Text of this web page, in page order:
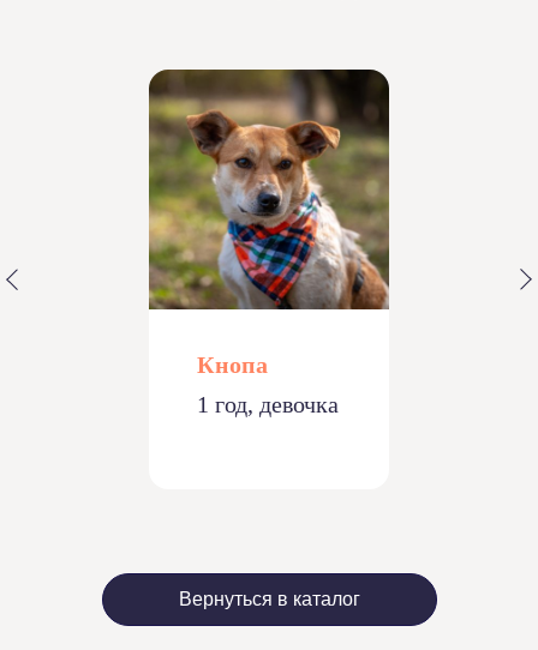
Кнопа
1 год, девочка
Вернуться в каталог